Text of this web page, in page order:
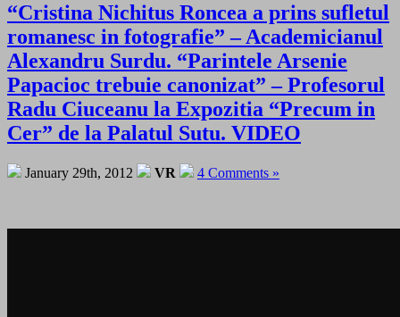
“Cristina Nichitus Roncea a prins sufletul
romanesc in fotografie” – Academicianul
Alexandru Surdu. “Parintele Arsenie
Papacioc trebuie canonizat” – Profesorul
Radu Ciuceanu la Expozitia “Precum in
Cer” de la Palatul Sutu. VIDEO
January 29th, 2012 VR 4 Comments »